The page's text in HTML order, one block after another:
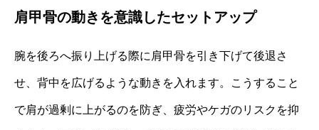
肩甲骨の動きを意識したセットアップ
腕を後ろへ振り上げる際に肩甲骨を引き下げて後退さ
せ、背中を広げるような動きを入れます。こうすること
で肩が過剰に上がるのを防ぎ、疲労やケガのリスクを抑